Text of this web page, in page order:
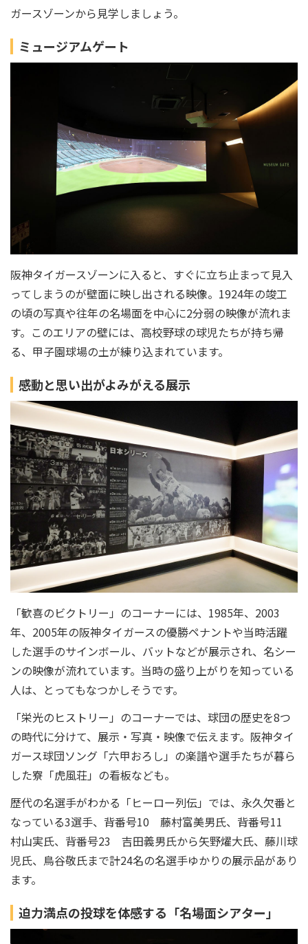
ガースゾーンから見学しましょう。
ミュージアムゲート
阪神タイガースゾーンに入ると、すぐに立ち止まって見入
ってしまうのが壁面に映し出される映像。1924年の竣工
の頃の写真や往年の名場面を中心に2分弱の映像が流れま
す。このエリアの壁には、高校野球の球児たちが持ち帰
る、甲子園球場の土が練り込まれています。
感動と思い出がよみがえる展示
「歓喜のビクトリー」のコーナーには、1985年、2003
年、2005年の阪神タイガースの優勝ペナントや当時活躍
した選手のサインボール、バットなどが展示され、名シー
ンの映像が流れています。当時の盛り上がりを知っている
人は、とってもなつかしそうです。
「栄光のヒストリー」のコーナーでは、球団の歴史を8つ
の時代に分けて、展示・写真・映像で伝えます。阪神タイ
ガース球団ソング「六甲おろし」の楽譜や選手たちが暮ら
した寮「虎風荘」の看板なども。
歴代の名選手がわかる「ヒーロー列伝」では、永久欠番と
なっている3選手、背番号10 藤村富美男氏、背番号11
村山実氏、背番号23 吉田義男氏から矢野燿大氏、藤川球
児氏、鳥谷敬氏まで計24名の名選手ゆかりの展示品があり
ます。
迫力満点の投球を体感する「名場面シアター」